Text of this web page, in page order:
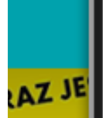
Trafiłeś na
Zobacz